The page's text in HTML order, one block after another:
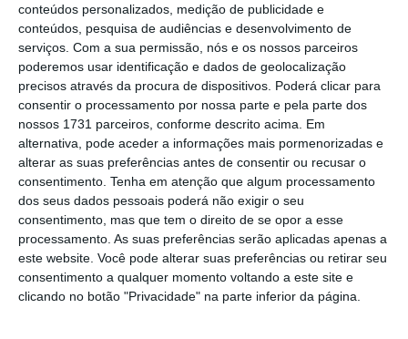
conteúdos personalizados, medição de publicidade e
conteúdos, pesquisa de audiências e desenvolvimento de
serviços. Com a sua permissão, nós e os nossos parceiros
poderemos usar identificação e dados de geolocalização
precisos através da procura de dispositivos. Poderá clicar para
consentir o processamento por nossa parte e pela parte dos
nossos 1731 parceiros, conforme descrito acima. Em
alternativa, pode aceder a informações mais pormenorizadas e
alterar as suas preferências antes de consentir ou recusar o
consentimento. Tenha em atenção que algum processamento
dos seus dados pessoais poderá não exigir o seu
consentimento, mas que tem o direito de se opor a esse
processamento. As suas preferências serão aplicadas apenas a
este website. Você pode alterar suas preferências ou retirar seu
consentimento a qualquer momento voltando a este site e
clicando no botão "Privacidade" na parte inferior da página.
No momento em que a informação é
mais importante do que nunca, apoie
o jornalismo independente e rigoroso.
De que forma? Assine o ECO Premium e
tenha acesso a notícias exclusivas, à
opinião que conta, às reportagens e
especiais que mostram o outro lado da
história.
Esta assinatura é uma forma de apoiar
o ECO e os seus jornalistas. A nossa